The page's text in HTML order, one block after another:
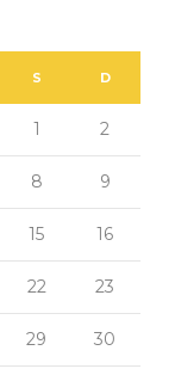
S D
1 2
8 9
15 16
22 23
29 30